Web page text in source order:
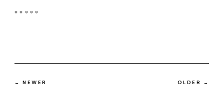
* * * * *
← NEWER OLDER →